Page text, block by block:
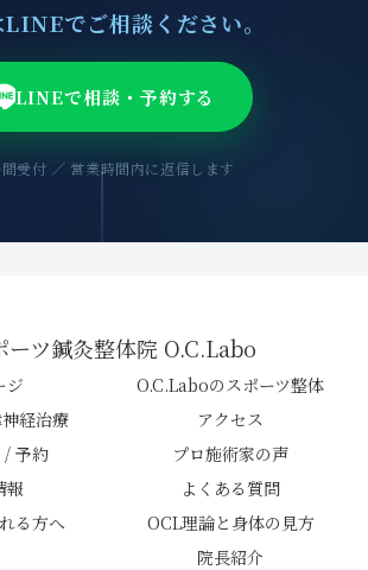
でご相談ください。
LINEで相談・予約する
受付 ／ 営業時間内に返信します
ジ
O.C.Laboのスポーツ整体
経治療
アクセス
/ 予約
プロ施術家の声
報
よくある質問
る方へ
OCL理論と身体の見方
院長紹介